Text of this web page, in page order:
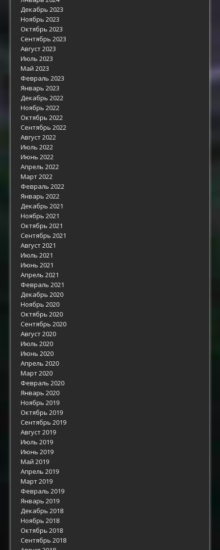
Декабрь 2023
Ноябрь 2023
Октябрь 2023
Сентябрь 2023
Август 2023
Июль 2023
Май 2023
Февраль 2023
Январь 2023
Декабрь 2022
Ноябрь 2022
Октябрь 2022
Сентябрь 2022
Август 2022
Июль 2022
Июнь 2022
Апрель 2022
Март 2022
Февраль 2022
Январь 2022
Декабрь 2021
Ноябрь 2021
Октябрь 2021
Сентябрь 2021
Август 2021
Июль 2021
Июнь 2021
Апрель 2021
Февраль 2021
Декабрь 2020
Ноябрь 2020
Октябрь 2020
Сентябрь 2020
Август 2020
Июль 2020
Июнь 2020
Апрель 2020
Март 2020
Февраль 2020
Январь 2020
Ноябрь 2019
Октябрь 2019
Сентябрь 2019
Август 2019
Июль 2019
Июнь 2019
Май 2019
Апрель 2019
Март 2019
Февраль 2019
Январь 2019
Декабрь 2018
Ноябрь 2018
Октябрь 2018
Сентябрь 2018